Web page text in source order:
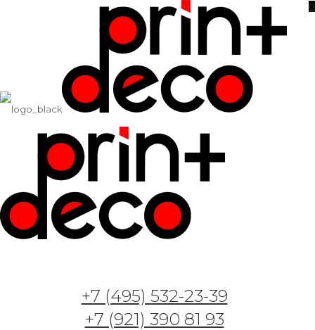
+7 (495) 532-23-39
+7 (921) 390 81 93
0
Фотообои и фрески — Арт. 2104 -6- Коллаж
из листьев и цветов
Фотообои и фрески — Арт. 2104 -3- Коллаж
из листьев и цветов